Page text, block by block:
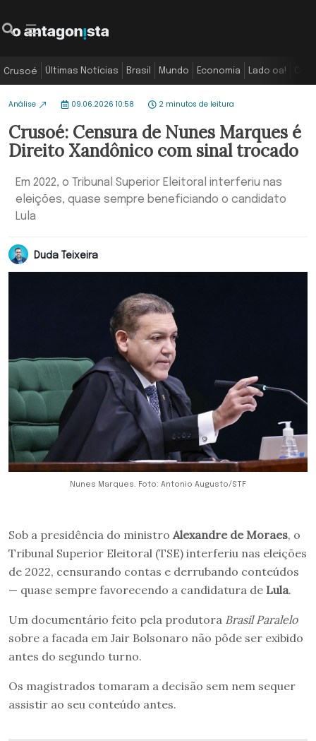
Crusoé Últimas Notícias Brasil Mundo Economia Lado oa!
Análise 09.06.2026 10:58 2 minutos de leitura
Crusoé: Censura de Nunes Marques é
Direito Xandônico com sinal trocado
Em 2022, o Tribunal Superior Eleitoral interferiu nas
eleições, quase sempre beneficiando o candidato
Lula
Duda Teixeira
Nunes Marques. Foto: Antonio Augusto/STF
Sob a presidência do ministro Alexandre de Moraes, o
Tribunal Superior Eleitoral (TSE) interferiu nas eleições
de 2022, censurando contas e derrubando conteúdos
— quase sempre favorecendo a candidatura de Lula.
Um documentário feito pela produtora Brasil Paralelo
sobre a facada em Jair Bolsonaro não pôde ser exibido
antes do segundo turno.
Os magistrados tomaram a decisão sem nem sequer
assistir ao seu conteúdo antes.